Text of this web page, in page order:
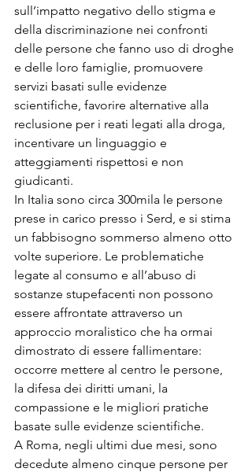
sull’impatto negativo dello stigma e
della discriminazione nei confronti
delle persone che fanno uso di droghe
e delle loro famiglie, promuovere
servizi basati sulle evidenze
scientifiche, favorire alternative alla
reclusione per i reati legati alla droga,
incentivare un linguaggio e
atteggiamenti rispettosi e non
giudicanti.
In Italia sono circa 300mila le persone
prese in carico presso i Serd, e si stima
un fabbisogno sommerso almeno otto
volte superiore. Le problematiche
legate al consumo e all’abuso di
sostanze stupefacenti non possono
essere affrontate attraverso un
approccio moralistico che ha ormai
dimostrato di essere fallimentare:
occorre mettere al centro le persone,
la difesa dei diritti umani, la
compassione e le migliori pratiche
basate sulle evidenze scientifiche.
A Roma, negli ultimi due mesi, sono
decedute almeno cinque persone per